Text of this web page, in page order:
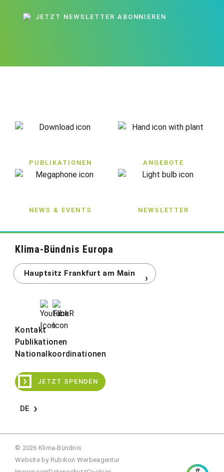
JETZT NEWSLETTER ABONNIEREN
PUBLIKATIONEN ANGEBOTE
NEWS & EVENTS NEWSLETTER
Klima-Bündnis Europa
Kontakt
Publikationen
Nationalkoordinationen
› JETZT SPENDEN
DE
© 2026 Klima-Bündnis
Website by Rubikon Werbeagentur